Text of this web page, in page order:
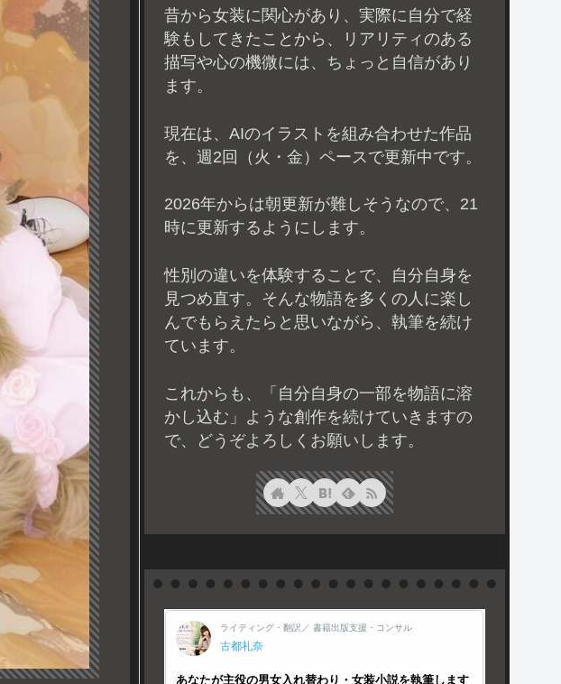
昔から女装に関心があり、実際に自分で経
験もしてきたことから、リアリティのある
描写や心の機微には、ちょっと自信があり
ます。
現在は、AIのイラストを組み合わせた作品
を、週2回（火・金）ペースで更新中です。
2026年からは朝更新が難しそうなので、21
時に更新するようにします。
性別の違いを体験することで、自分自身を
見つめ直す。そんな物語を多くの人に楽し
んでもらえたらと思いながら、執筆を続け
ています。
これからも、「自分自身の一部を物語に溶
かし込む」ような創作を続けていきますの
で、どうぞよろしくお願いします。